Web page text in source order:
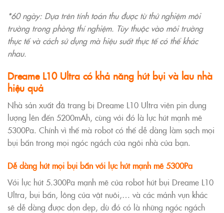
*60 ngày: Dựa trên tính toán thu được từ thử nghiệm môi
trường trong phòng thí nghiệm. Tùy thuộc vào môi trường
thực tế và cách sử dụng mà hiệu suất thực tế có thể khác
nhau.
Dreame L10 Ultra có khả năng hút bụi và lau nhà
hiệu quả
Nhà sản xuất đã trang bị Dreame L10 Ultra viên pin dung
lượng lên đến 5200mAh, cùng với đó là lực hút mạnh mẽ
5300Pa. Chính vì thế mà robot có thể dễ dàng làm sạch mọi
bụi bẩn trong mọi ngóc ngách của ngôi nhà của bạn.
Dễ dàng hút mọi bụi bẩn với lực hút mạnh mẽ 5300Pa
Với lực hút 5.300Pa mạnh mẽ của robot hút bụi Dreame L10
Ultra, bụi bẩn, lông của vật nuôi,… và các mảnh vụn khác
sẽ dễ dàng được dọn dẹp, dù đó có là những ngóc ngách